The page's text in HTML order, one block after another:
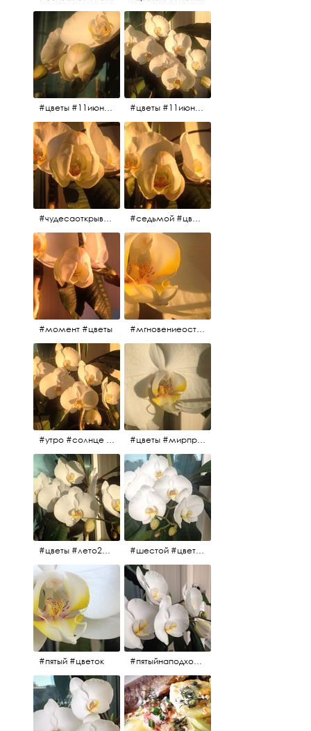
#цветы #11июня2017 #цветы #11июня2017
#чудесаоткрываются #красота #чудоприроды #нежность #цветы #прекрасное #седьмой #цветы #жизньналоджии
#момент #цветы #мгновениеостановись #прекрасныймомент #жаждарасцвета
#утро #солнце #белыеночи2017 #санктпетербург #цветы #седьмойпошёл #цветы #мирпрекрасен #пятьутра
#цветы #лето2017 #седьмойнаподходе #шестой #всегодевять #шестой #цветыцветут #цветы #лето2017 #летнийснег
#пятый #цветок #пятыйнаподходе# цветы #весна2017